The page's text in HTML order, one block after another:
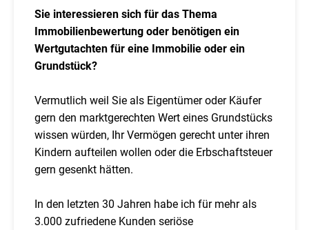
Sie interessieren sich für das Thema
Immobilienbewertung oder benötigen ein
Wertgutachten für eine Immobilie oder ein
Grundstück?
Vermutlich weil Sie als Eigentümer oder Käufer
gern den marktgerechten Wert eines Grundstücks
wissen würden, Ihr Vermögen gerecht unter ihren
Kindern aufteilen wollen oder die Erbschaftsteuer
gern gesenkt hätten.
In den letzten 30 Jahren habe ich für mehr als
3.000 zufriedene Kunden seriöse